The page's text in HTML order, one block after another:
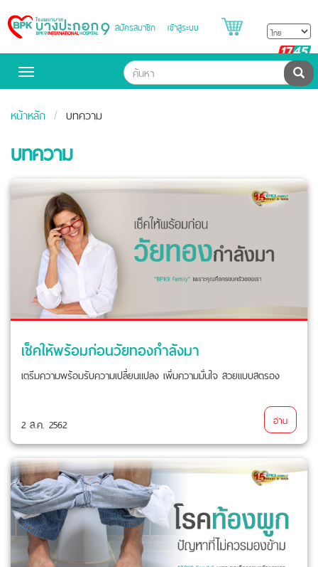
Bangpakok
Hospital
สมัครสมาชิก เข้าสู่ระบบ
Toggle
ค้น
หน้าหลัก บทความ
บทความ
เช็คให้พร้อมก่อนวัยทองกำลังมา
เตรีมความพร้อมรับความเปลี่ยนแปลง เพิ่มความมั่นใจ สวยแบบสตรอง
2 ส.ค. 2562 อ่าน